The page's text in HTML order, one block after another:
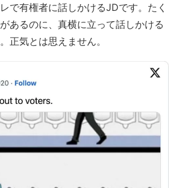
で有権者に話しかけるJDです。たく
あるのに、真横に立って話しかける
正気とは思えません。